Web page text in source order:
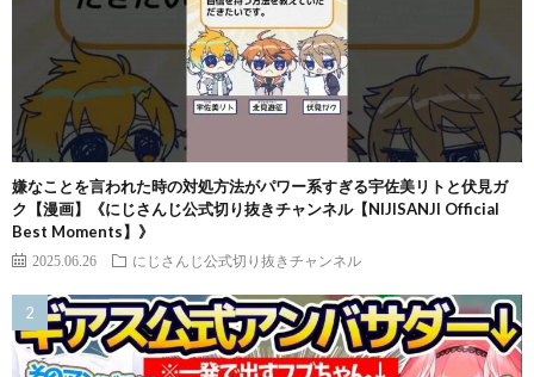
嫌なことを言われた時の対処方法がパワー系すぎる宇佐美リトと伏見ガ
ク【漫画】《にじさんじ公式切り抜きチャンネル【NIJISANJI Official
Best Moments】》
2025.06.26 にじさんじ公式切り抜きチャンネル